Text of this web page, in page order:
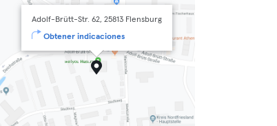
Adolf-Brütt-Str. 62, 25813 Flensburg
Obtener indicaciones